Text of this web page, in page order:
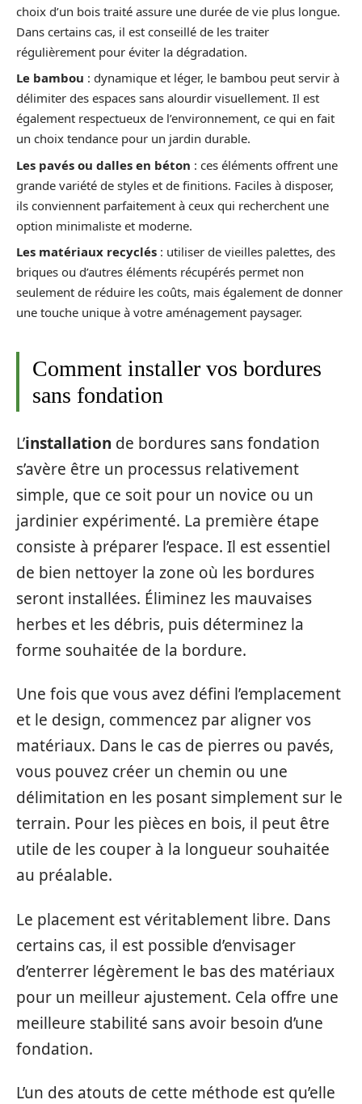
choix d’un bois traité assure une durée de vie plus longue.
Dans certains cas, il est conseillé de les traiter
régulièrement pour éviter la dégradation.
Le bambou : dynamique et léger, le bambou peut servir à
délimiter des espaces sans alourdir visuellement. Il est
également respectueux de l’environnement, ce qui en fait
un choix tendance pour un jardin durable.
Les pavés ou dalles en béton : ces éléments offrent une
grande variété de styles et de finitions. Faciles à disposer,
ils conviennent parfaitement à ceux qui recherchent une
option minimaliste et moderne.
Les matériaux recyclés : utiliser de vieilles palettes, des
briques ou d’autres éléments récupérés permet non
seulement de réduire les coûts, mais également de donner
une touche unique à votre aménagement paysager.
Comment installer vos bordures
sans fondation
L’installation de bordures sans fondation
s’avère être un processus relativement
simple, que ce soit pour un novice ou un
jardinier expérimenté. La première étape
consiste à préparer l’espace. Il est essentiel
de bien nettoyer la zone où les bordures
seront installées. Éliminez les mauvaises
herbes et les débris, puis déterminez la
forme souhaitée de la bordure.
Une fois que vous avez défini l’emplacement
et le design, commencez par aligner vos
matériaux. Dans le cas de pierres ou pavés,
vous pouvez créer un chemin ou une
délimitation en les posant simplement sur le
terrain. Pour les pièces en bois, il peut être
utile de les couper à la longueur souhaitée
au préalable.
Le placement est véritablement libre. Dans
certains cas, il est possible d’envisager
d’enterrer légèrement le bas des matériaux
pour un meilleur ajustement. Cela offre une
meilleure stabilité sans avoir besoin d’une
fondation.
L’un des atouts de cette méthode est qu’elle